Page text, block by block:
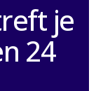
je
24